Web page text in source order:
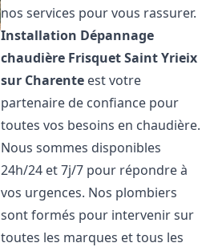
nos services pour vous rassurer.
Installation Dépannage
chaudière FrisquetSaint Yrieix
sur Charente est votre
partenaire de confiance pour
toutes vos besoins en chaudière.
Nous sommes disponibles
24h/24 et 7j/7 pour répondre à
vos urgences. Nos plombiers
sont formés pour intervenir sur
toutes les marques et tous les